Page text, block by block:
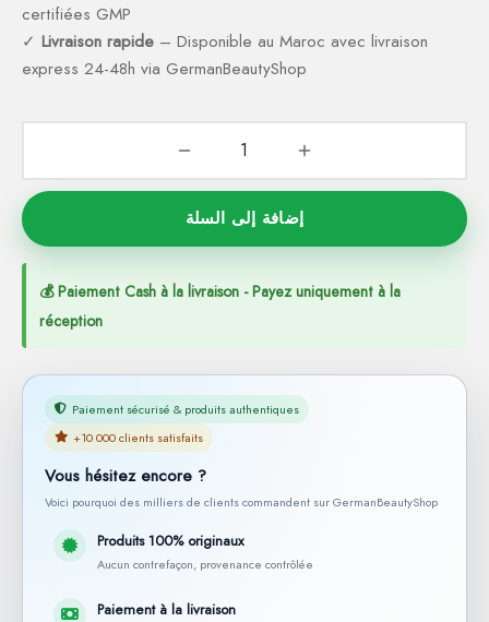
certifiées GMP
✓ Livraison rapide – Disponible au Maroc avec livraison
express 24-48h via GermanBeautyShop
إضافة إلى السلة
💰 Paiement Cash à la livraison - Payez uniquement à la
réception
Paiement sécurisé & produits authentiques
+10 000 clients satisfaits
Vous hésitez encore ?
Voici pourquoi des milliers de clients commandent sur GermanBeautyShop
Produits 100% originaux
Aucun contrefaçon, provenance contrôlée
Paiement à la livraison